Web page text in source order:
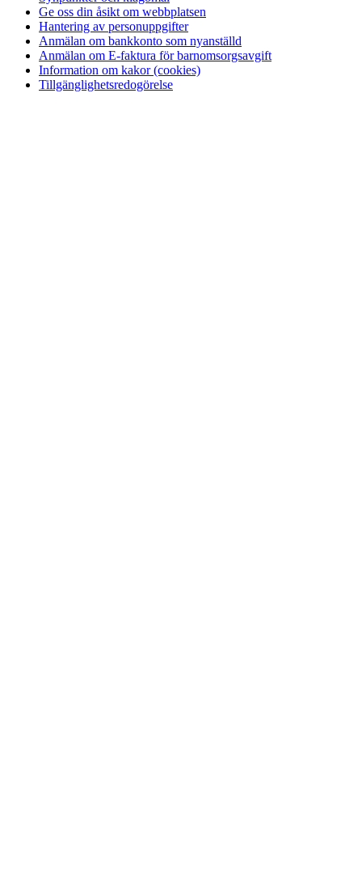
Ge oss din åsikt om webbplatsen
Hantering av personuppgifter
Anmälan om bankkonto som nyanställd
Anmälan om E-faktura för barnomsorgsavgift
Information om kakor (cookies)
Tillgänglighetsredogörelse